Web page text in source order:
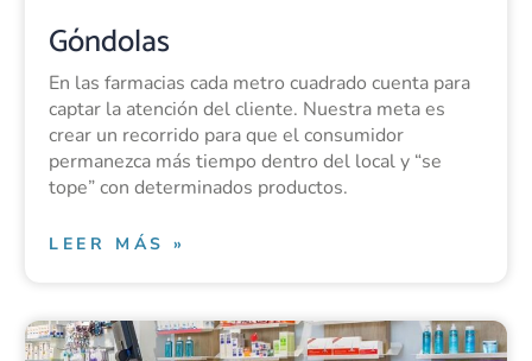
Góndolas
En las farmacias cada metro cuadrado cuenta para
captar la atención del cliente. Nuestra meta es
crear un recorrido para que el consumidor
permanezca más tiempo dentro del local y “se
tope” con determinados productos.
LEER MÁS »